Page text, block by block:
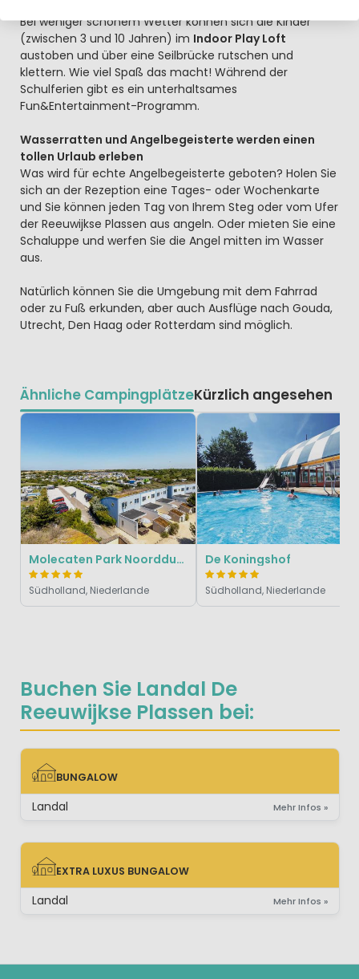
Buchen Sie Landal De
Reeuwijkse Plassen bei:
BUNGALOW
BUNGALOW
Landal Mehr Infos »
EXTRA LUXUS BUNGALOW
EXTRA LUXUS BUNGALOW
Landal Mehr Infos »
Bei weniger schönem Wetter können sich die Kinder
(zwischen 3 und 10 Jahren) im Indoor Play Loft
austoben und über eine Seilbrücke rutschen und
klettern. Wie viel Spaß das macht! Während der
Schulferien gibt es ein unterhaltsames
Fun&Entertainment-Programm.
Wasserratten und Angelbegeisterte werden einen
tollen Urlaub erleben
Was wird für echte Angelbegeisterte geboten? Holen Sie
sich an der Rezeption eine Tages- oder Wochenkarte
und Sie können jeden Tag von Ihrem Steg oder vom Ufer
der Reeuwijkse Plassen aus angeln. Oder mieten Sie eine
Schaluppe und werfen Sie die Angel mitten im Wasser
aus.
Natürlich können Sie die Umgebung mit dem Fahrrad
oder zu Fuß erkunden, aber auch Ausflüge nach Gouda,
Utrecht, Den Haag oder Rotterdam sind möglich.
Ähnliche CampingplätzeKürzlich angesehen
Molecaten Park Noordduinen
Südholland, Niederlande
De Koningshof
Südholland, Niederlande